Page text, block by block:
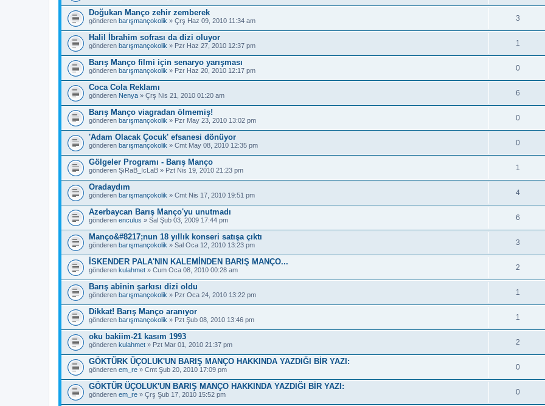
Doğukan Manço zehir zemberek
gönderen barışmançokolik » Çrş Haz 09, 2010 11:34 am 3
Halil İbrahim sofrası da dizi oluyor
gönderen barışmançokolik » Pzr Haz 27, 2010 12:37 pm 1
Barış Manço filmi için senaryo yarışması
gönderen barışmançokolik » Pzr Haz 20, 2010 12:17 pm 0
Coca Cola Reklamı
gönderen Nenya » Çrş Nis 21, 2010 01:20 am 6
Barış Manço viagradan ölmemiş!
gönderen barışmançokolik » Pzr May 23, 2010 13:02 pm 0
'Adam Olacak Çocuk' efsanesi dönüyor
gönderen barışmançokolik » Cmt May 08, 2010 12:35 pm 0
Gölgeler Programı - Barış Manço
gönderen ŞıRaB_IcLaB » Pzt Nis 19, 2010 21:23 pm 1
Oradaydım
gönderen barışmançokolik » Cmt Nis 17, 2010 19:51 pm 4
Azerbaycan Barış Manço'yu unutmadı
gönderen enculus » Sal Şub 03, 2009 17:44 pm 6
Manço&#8217;nun 18 yıllık konseri satışa çıktı
gönderen barışmançokolik » Sal Oca 12, 2010 13:23 pm 3
İSKENDER PALA'NIN KALEMİNDEN BARIŞ MANÇO...
gönderen kulahmet » Cum Oca 08, 2010 00:28 am 2
Barış abinin şarkısı dizi oldu
gönderen barışmançokolik » Pzr Oca 24, 2010 13:22 pm 1
Dikkat! Barış Manço aranıyor
gönderen barışmançokolik » Pzt Şub 08, 2010 13:46 pm 1
oku bakiim-21 kasım 1993
gönderen kulahmet » Pzt Mar 01, 2010 21:37 pm 2
GÖKTÜRK ÜÇOLUK'UN BARIŞ MANÇO HAKKINDA YAZDIĞI BİR YAZI:
gönderen em_re » Cmt Şub 20, 2010 17:09 pm 0
GÖKTÜR ÜÇOLUK'UN BARIŞ MANÇO HAKKINDA YAZDIĞI BİR YAZI:
gönderen em_re » Çrş Şub 17, 2010 15:52 pm 0